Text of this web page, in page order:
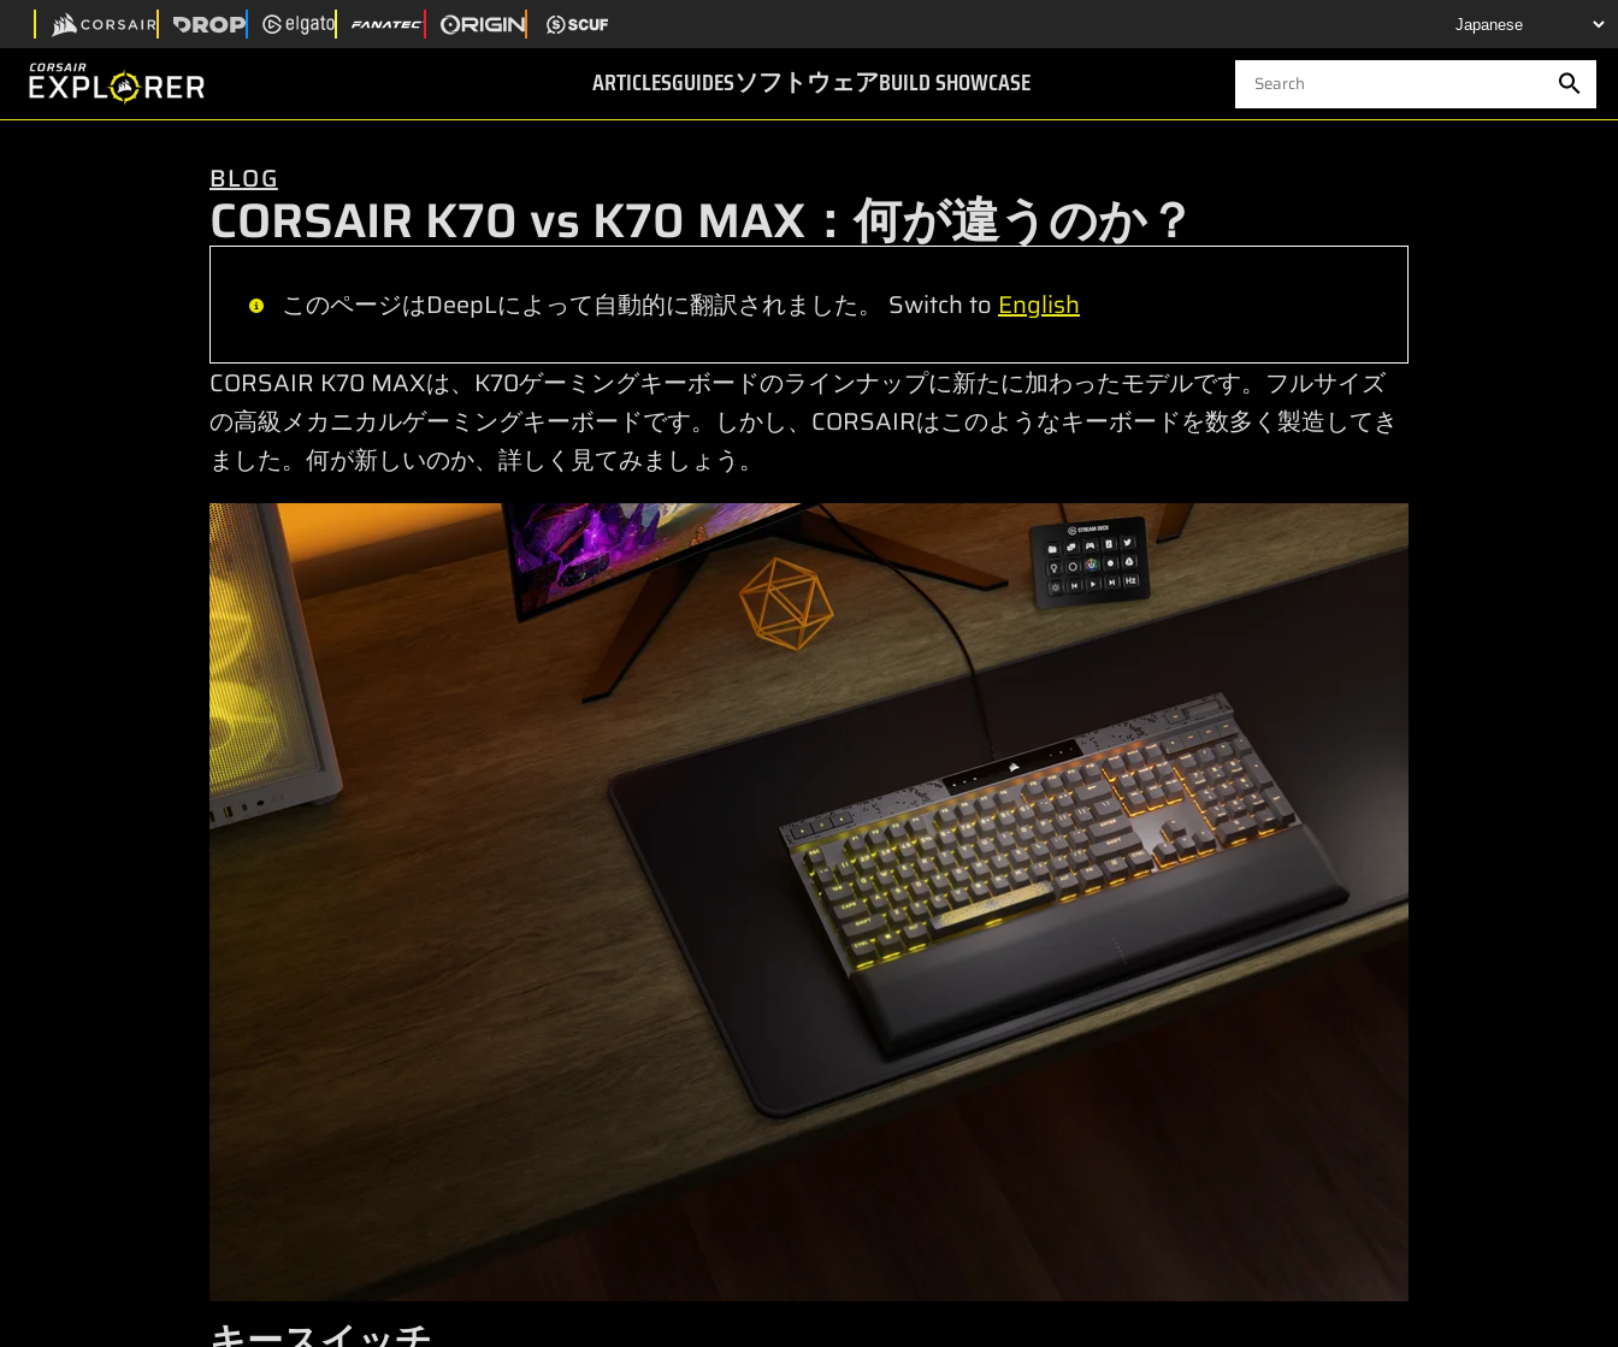
ARTICLESGUIDESソフトウェアBUILD SHOWCASE
BLOG
CORSAIR K70 vs K70 MAX：何が違うのか？
このページはDeepLによって自動的に翻訳されました。 Switch toEnglish
CORSAIR K70 MAXは、K70ゲーミングキーボードのラインナップに新たに加わったモデルです。フルサイズ
の高級メカニカルゲーミングキーボードです。しかし、CORSAIRはこのようなキーボードを数多く製造してき
ました。何が新しいのか、詳しく見てみましょう。